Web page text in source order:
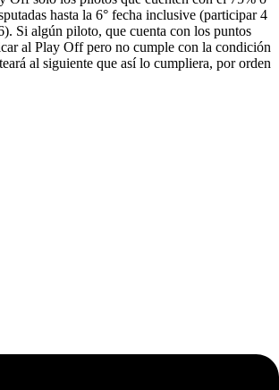
hasta la 6° fecha inclusive (participar 4
Si algún piloto, que cuenta con los puntos
al Play Off pero no cumple con la condición
al siguiente que así lo cumpliera, por orden